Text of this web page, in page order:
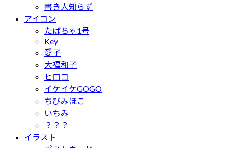
書き人知らず
アイコン
たばちゃ1号
Key
愛子
大福和子
ヒロコ
イケイケGOGO
ちびみほこ
いちみ
？？？
イラスト